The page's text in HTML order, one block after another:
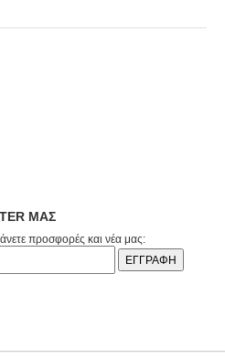
ΜΑΣ
προσφορές και νέα μας: